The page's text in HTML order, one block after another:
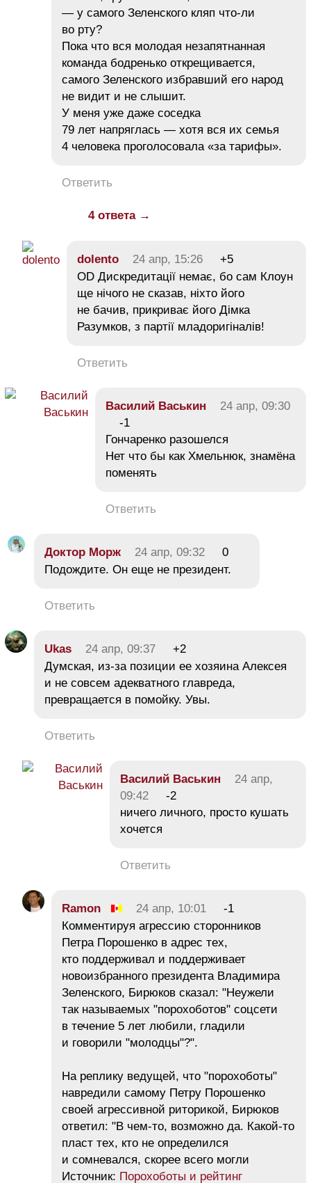
— у самого Зеленского кляп что-ли
во рту?
Пока что вся молодая незапятнанная
команда бодренько открещивается,
самого Зеленского избравший его народ
не видит и не слышит.
У меня уже даже соседка
79 лет напряглась — хотя вся их семья
4 человека проголосовала «за тарифы».
Ответить
4 ответа →
dolento 24 апр, 15:26
+5
OD Дискредитації немає, бо сам Клоун
ще нічого не сказав, ніхто його
не бачив, прикриває його Дімка
Разумков, з партії младоригіналів!
Ответить
Василий Васькин
24 апр, 09:30
-1
Гончаренко разошелся
Нет что бы как Хмельнюк, знамёна
поменять
Ответить
Дoктop Mopж 24 апр, 09:32
0
Подождите. Он еще не президент.
Ответить
Ukas 24 апр, 09:37
+2
Думская, из-за позиции ее хозяина Алексея
и не совсем адекватного главреда,
превращается в помойку. Увы.
Ответить
Василий Васькин
24 апр,
09:42
-2
ничего личного, просто кушать
хочется
Ответить
Ramon 24 апр, 10:01
-1
Комментируя агрессию сторонников
Петра Порошенко в адрес тех,
кто поддерживал и поддерживает
новоизбранного президента Владимира
Зеленского, Бирюков сказал: "Неужели
так называемых "порохоботов" соцсети
в течение 5 лет любили, гладили
и говорили "молодцы"?".
На реплику ведущей, что "порохоботы"
навредили самому Петру Порошенко
своей агрессивной риторикой, Бирюков
ответил: "В чем-то, возможно да. Какой-то
пласт тех, кто не определился
и сомневался, скорее всего могли
Источник: Порохоботы и рейтинг